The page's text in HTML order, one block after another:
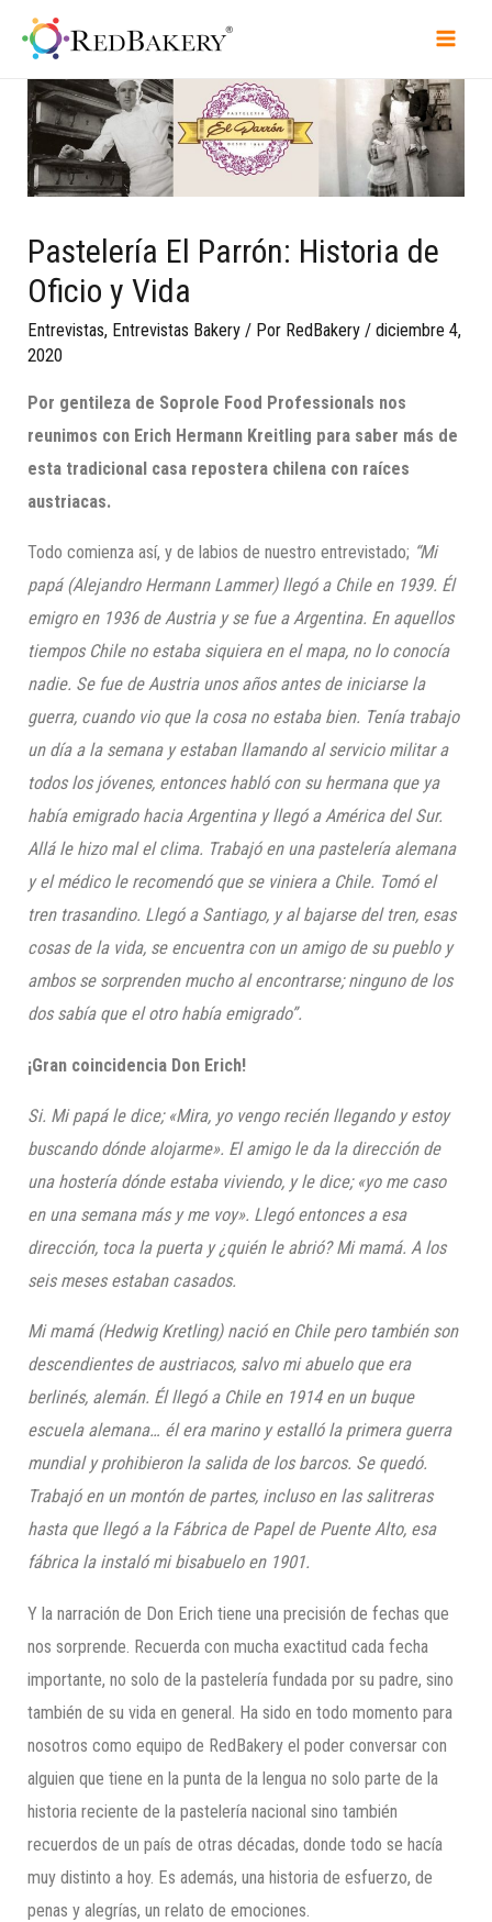
Pastelería El Parrón: Historia de
Oficio y Vida
Entrevistas, Entrevistas Bakery / Por RedBakery /diciembre 4,
2020
Por gentileza de Soprole Food Professionals nos
reunimos con Erich Hermann Kreitling para saber más de
esta tradicional casa repostera chilena con raíces
austriacas.
Todo comienza así, y de labios de nuestro entrevistado; “Mi
papá (Alejandro Hermann Lammer) llegó a Chile en 1939. Él
emigro en 1936 de Austria y se fue a Argentina. En aquellos
tiempos Chile no estaba siquiera en el mapa, no lo conocía
nadie. Se fue de Austria unos años antes de iniciarse la
guerra, cuando vio que la cosa no estaba bien. Tenía trabajo
un día a la semana y estaban llamando al servicio militar a
todos los jóvenes, entonces habló con su hermana que ya
había emigrado hacia Argentina y llegó a América del Sur.
Allá le hizo mal el clima. Trabajó en una pastelería alemana
y el médico le recomendó que se viniera a Chile. Tomó el
tren trasandino. Llegó a Santiago, y al bajarse del tren, esas
cosas de la vida, se encuentra con un amigo de su pueblo y
ambos se sorprenden mucho al encontrarse; ninguno de los
dos sabía que el otro había emigrado”.
¡Gran coincidencia Don Erich!
Si. Mi papá le dice; «Mira, yo vengo recién llegando y estoy
buscando dónde alojarme». El amigo le da la dirección de
una hostería dónde estaba viviendo, y le dice; «yo me caso
en una semana más y me voy». Llegó entonces a esa
dirección, toca la puerta y ¿quién le abrió? Mi mamá. A los
seis meses estaban casados.
Mi mamá (Hedwig Kretling) nació en Chile pero también son
descendientes de austriacos, salvo mi abuelo que era
berlinés, alemán. Él llegó a Chile en 1914 en un buque
escuela alemana… él era marino y estalló la primera guerra
mundial y prohibieron la salida de los barcos. Se quedó.
Trabajó en un montón de partes, incluso en las salitreras
hasta que llegó a la Fábrica de Papel de Puente Alto, esa
fábrica la instaló mi bisabuelo en 1901.
Y la narración de Don Erich tiene una precisión de fechas que
nos sorprende. Recuerda con mucha exactitud cada fecha
importante, no solo de la pastelería fundada por su padre, sino
también de su vida en general. Ha sido en todo momento para
nosotros como equipo de RedBakery el poder conversar con
alguien que tiene en la punta de la lengua no solo parte de la
historia reciente de la pastelería nacional sino también
recuerdos de un país de otras décadas, donde todo se hacía
muy distinto a hoy. Es además, una historia de esfuerzo, de
penas y alegrías, un relato de emociones.